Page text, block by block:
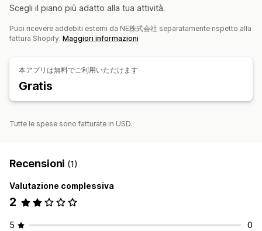
Importazione ed esportazione di dati
Scegli il piano più adatto alla tua attività.
Puoi ricevere addebiti esterni da NE株式会社 separatamente rispetto alla
fattura Shopify. Maggiori informazioni
本アプリは無料でご利用いただけます
Gratis
Tutte le spese sono fatturate in USD.
Recensioni (1)
Valutazione complessiva
2
5 0